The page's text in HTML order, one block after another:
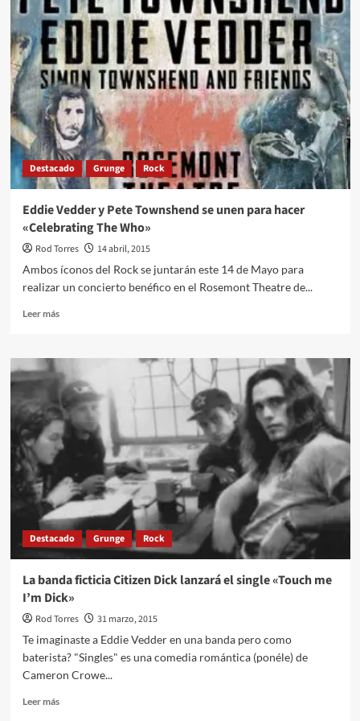
The
Who
junto
Eddie
Vedder
haciendo
Better
Man
y
Behind
Blue
Destacado Grunge Rock
Eddie Vedder y Pete Townshend se unen para hacer
«Celebrating The Who»
Rod Torres
14 abril, 2015
Ambos íconos del Rock se juntarán este 14 de Mayo para
realizar un concierto benéfico en el Rosemont Theatre de...
Leer másLeer
Eddie
Vedder
Pete
Townshend
se
unen
hacer
«Celebrating
The
Who»
Destacado Grunge Rock
La banda ficticia Citizen Dick lanzará el single «Touch me
I’m Dick»
Rod Torres
31 marzo, 2015
Te imaginaste a Eddie Vedder en una banda pero como
baterista? "Singles" es una comedia romántica (ponéle) de
Cameron Crowe...
Leer másLeer